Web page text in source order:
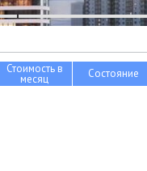
Стоимость в
месяц Состояние